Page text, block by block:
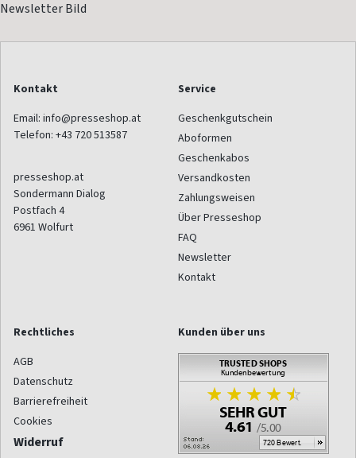
Kontakt
Email: info@presseshop.at
Telefon: +43 720 513587
presseshop.at
Sondermann Dialog
Postfach 4
6961 Wolfurt
Service
Geschenkgutschein
Aboformen
Geschenkabos
Versandkosten
Zahlungsweisen
Über Presseshop
FAQ
Newsletter
Kontakt
Rechtliches
AGB
Datenschutz
Barrierefreiheit
Cookies
Widerruf
Kunden über uns